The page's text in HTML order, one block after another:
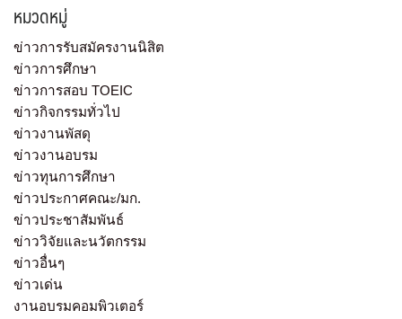
หมวดหมู่
ข่าวการรับสมัครงานนิสิต
ข่าวการศึกษา
ข่าวการสอบ TOEIC
ข่าวกิจกรรมทั่วไป
ข่าวงานพัสดุ
ข่าวงานอบรม
ข่าวทุนการศึกษา
ข่าวประกาศคณะ/มก.
ข่าวประชาสัมพันธ์
ข่าววิจัยและนวัตกรรม
ข่าวอื่นๆ
ข่าวเด่น
งานอบรมคอมพิวเตอร์